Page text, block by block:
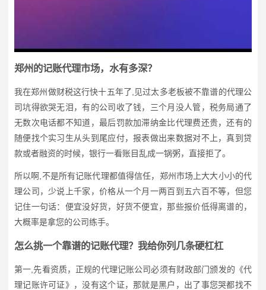
郑州的记账代理市场，水有多深？
我在郑州做财税这行快十五年了,见过太多老板被不靠谱的代理公
司坑得欲哭无泪，有的公司收了钱，三个月没人管，税务局通了
无数次电话都不知道，最后罚款加滞纳金比代理费还贵，还有的
随便找个实习生从头到尾应付，报表做出来数据对不上，真到贷
款或者融资的时候，银行一看账目乱成一锅粥，直接拒了。
所以啊,不是所有记账代理都值得信任，郑州市场上大大小小的代
理公司，少说上千家，价格从一个月一两百到五六百不等，但您
记住一句话：便宜没好货，好货不便宜，那些报价低得离谱的，
大概率是拿您的公司练手。
怎么挑一个靠谱的记账代理？我给你列几条硬杠杠
第一,先看资质，正规的代理记账公司必须有财政部门颁发的《代
理记账许可证》，没有这个证，那就是黑户，出了事您哭都找不